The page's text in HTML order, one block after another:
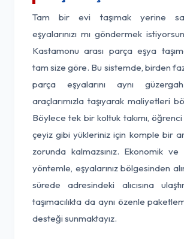
Tam bir evi taşımak yerine
eşyalarınızı mı göndermek
Kastamonu arası parça eşya
tam size göre. Bu sistemde, birden
parça eşyalarını aynı
araçlarımızla taşıyarak maliyetleri
Böylece tek bir koltuk takımı,
çeyiz gibi yükleriniz için komple bir
zorunda kalmazsınız. Ekonomik ve
yöntemle, eşyalarınız bölgesinden
sürede adresindeki alıcısına
taşımacılıkta da aynı özenle
desteği sunmaktayız.